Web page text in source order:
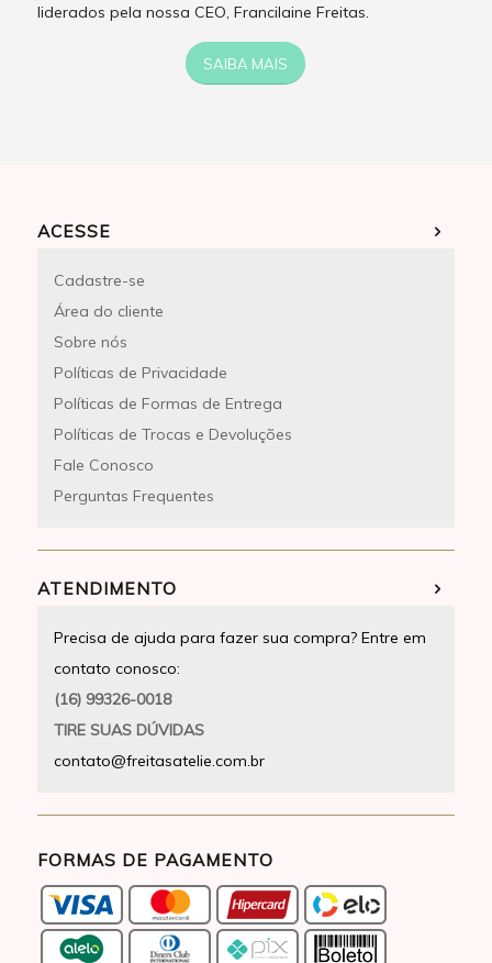
liderados pela nossa CEO, Francilaine Freitas.
SAIBA MAIS
ACESSE
Cadastre-se
Área do cliente
Sobre nós
Políticas de Privacidade
Políticas de Formas de Entrega
Políticas de Trocas e Devoluções
Fale Conosco
Perguntas Frequentes
ATENDIMENTO
Precisa de ajuda para fazer sua compra? Entre em
contato conosco:
(16) 99326-0018
TIRE SUAS DÚVIDAS
contato@freitasatelie.com.br
FORMAS DE PAGAMENTO